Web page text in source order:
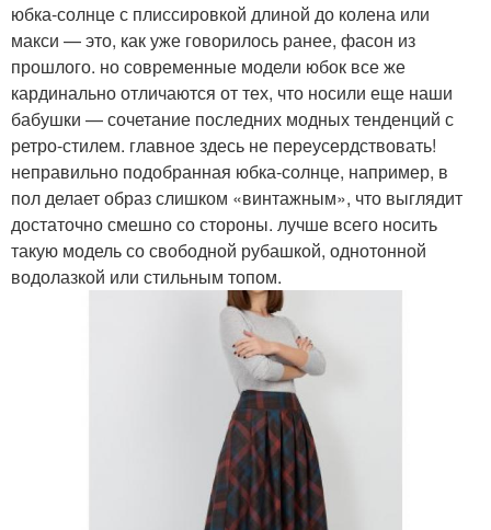
юбка-солнце с плиссировкой длиной до колена или
макси — это, как уже говорилось ранее, фасон из
прошлого. но современные модели юбок все же
кардинально отличаются от тех, что носили еще наши
бабушки — сочетание последних модных тенденций с
ретро-стилем. главное здесь не переусердствовать!
неправильно подобранная юбка-солнце, например, в
пол делает образ слишком «винтажным», что выглядит
достаточно смешно со стороны. лучше всего носить
такую модель со свободной рубашкой, однотонной
водолазкой или стильным топом.